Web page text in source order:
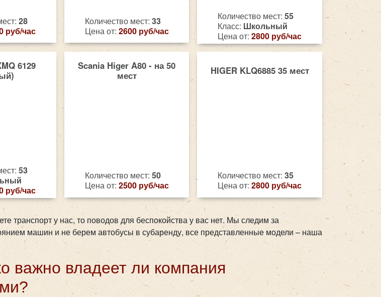
28
руб/час
Количество мест: 33
Цена от: 2600 руб/час
Количество мест:55
Класс: Школьный
Цена от:2800 руб/час
6129
53
руб/час
Scania Higer A80 - на 50
мест
Количество мест: 50
Цена от: 2500 руб/час
HIGER KLQ6885 35 мест
Количество мест:35
Цена от:2800 руб/час
транспорт у нас, то поводов для беспокойства у вас нет. Мы следим за
машин и не берем автобусы в субаренду, все представленные модели – наша
важно владеет ли компания